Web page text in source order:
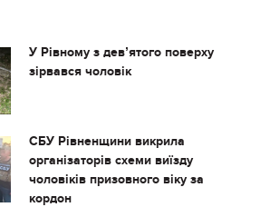
У Рівному з девʼятого поверху
зірвався чоловік
СБУ Рівненщини викрила
організаторів схеми виїзду
чоловіків призовного віку за
кордон